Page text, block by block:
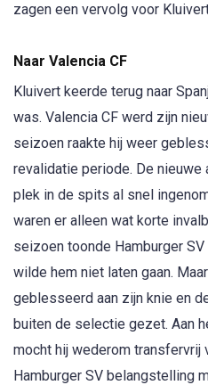
zagen een vervolg voor
Naar Valencia CF
Kluivert keerde terug naar
was. Valencia CF werd zijn
seizoen raakte hij weer
revalidatie periode. De nieuwe
plek in de spits al snel
waren er alleen wat korte
seizoen toonde Hamburger
wilde hem niet laten gaan.
geblesseerd aan zijn knie en
buiten de selectie gezet. Aan
mocht hij wederom transfervrij
Hamburger SV belangstelling